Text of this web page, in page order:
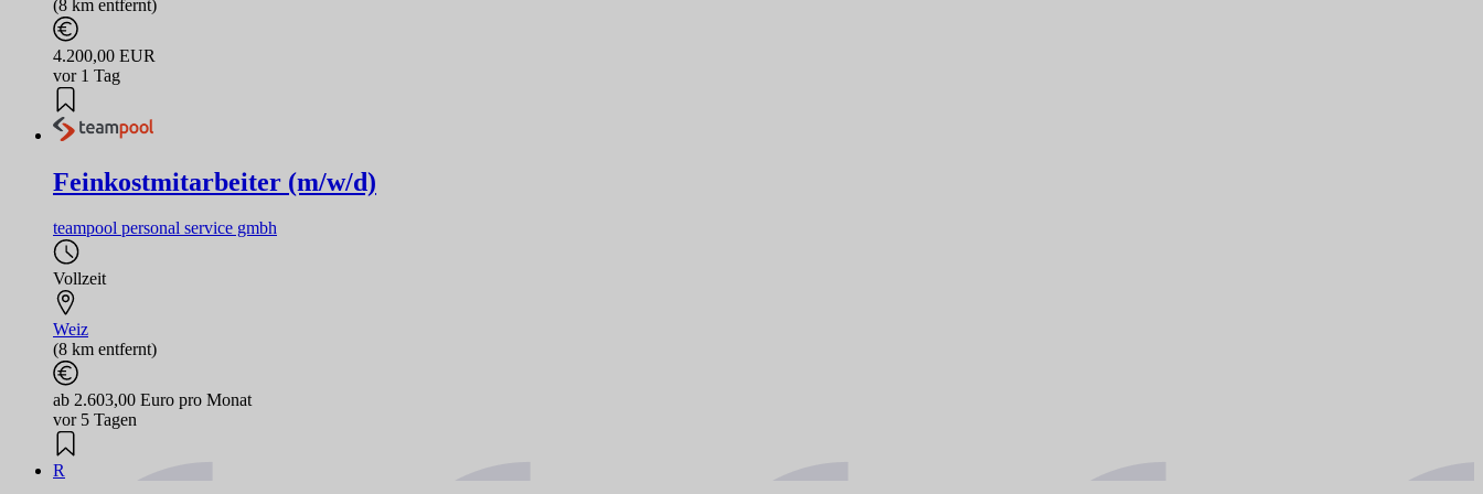
(8 km entfernt)
4.200,00 EUR
vor 1 Tag
Feinkostmitarbeiter (m/w/d)
teampool personal service gmbh
Vollzeit
Weiz
(8 km entfernt)
ab 2.603,00 Euro pro Monat
vor 5 Tagen
R